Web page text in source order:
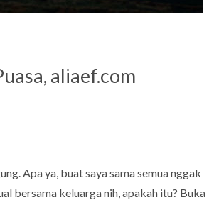
aliaef.com
Apa ya, buat saya sama semua nggak
bersama keluarga nih, apakah itu? Buka